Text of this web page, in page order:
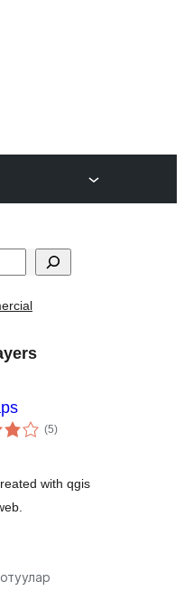
(5total
ratings
)
with qgis